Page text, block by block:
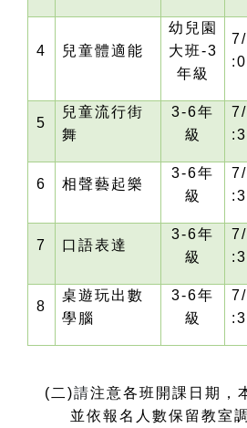
4 兒童體適能
幼兒園
大班-3
年級
5
兒童流行街
舞
3-6年
級
6 相聲藝起樂
3-6年
級
7 口語表達
3-6年
級
8
桌遊玩出數
學腦
3-6年
級
( 二)請注意各班開課日期，
並依報名人數保留教室